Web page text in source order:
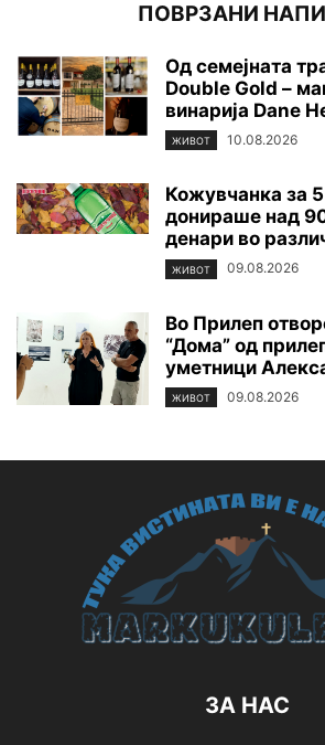
ПОВРЗАНИ
Од семејната
Double Gold –
винарија Dane
ЖИВОТ 10.08.2026
Кожувчанка за
донираше над
денари во
ЖИВОТ 09.08.2026
Во Прилеп
“Дома” од
уметници
ЖИВОТ 09.08.2026
ЗА НАС